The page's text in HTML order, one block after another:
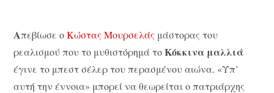
Απεβίωσε οΚώστας Μουρσελάς μάστορας του
ρεαλισμού που το μυθιστόρημά τοΚόκκινα μαλλιά
έγινε το μπεστ σέλερ του περασμένου αιώνα. «Υπ’
αυτή την έννοια» μπορεί να θεωρείται ο πατριάρχης